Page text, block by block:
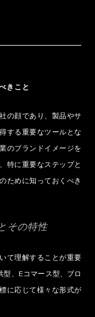
きこと
の顔であり、製品やサ
する重要なツールとな
のブランドイメージを
特に重要なステップと
ために知っておくべき
その特性
て理解することが重要
、Eコマース型、ブロ
に応じて様々な形式が